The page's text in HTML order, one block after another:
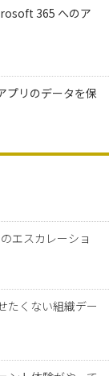
365 へのア
リのデータを保
エスカレーショ
たくない組織デー